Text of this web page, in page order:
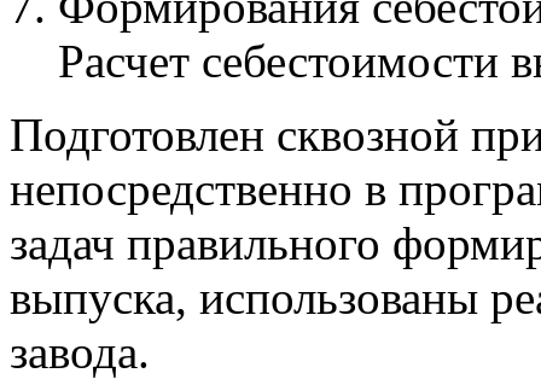
Расчет себестоимости
Подготовлен сквозной
непосредственно в
задач правильного
выпуска, использованы
завода.